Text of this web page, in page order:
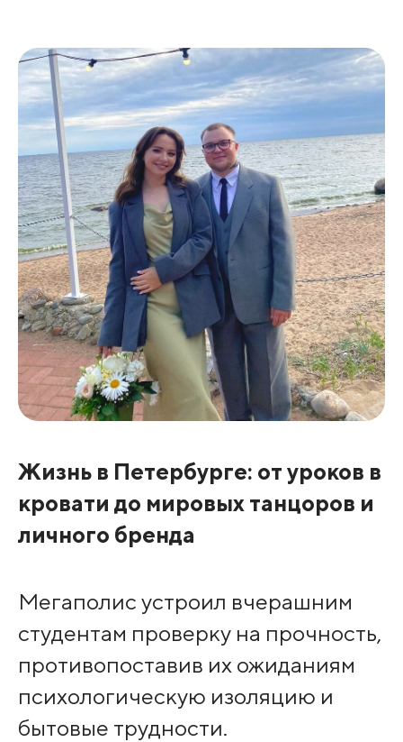
Жизнь в Петербурге: от уроков в
кровати до мировых танцоров и
личного бренда
Мегаполис устроил вчерашним
студентам проверку на прочность,
противопоставив их ожиданиям
психологическую изоляцию и
бытовые трудности.